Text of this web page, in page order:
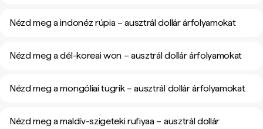
Nézd meg a indonéz rúpia – ausztrál dollár árfolyamokat
Nézd meg a dél-koreai won – ausztrál dollár árfolyamokat
Nézd meg a mongóliai tugrik – ausztrál dollár árfolyamokat
Nézd meg a maldív-szigeteki rufiyaa – ausztrál dollár